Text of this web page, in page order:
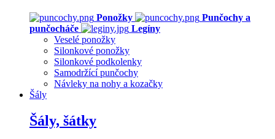
Ponožky
Punčochy a
punčocháče
Legíny
Veselé ponožky
Silonkové ponožky
Silonkové podkolenky
Samodržící punčochy
Návleky na nohy a kozačky
Šály
Šály, šátky